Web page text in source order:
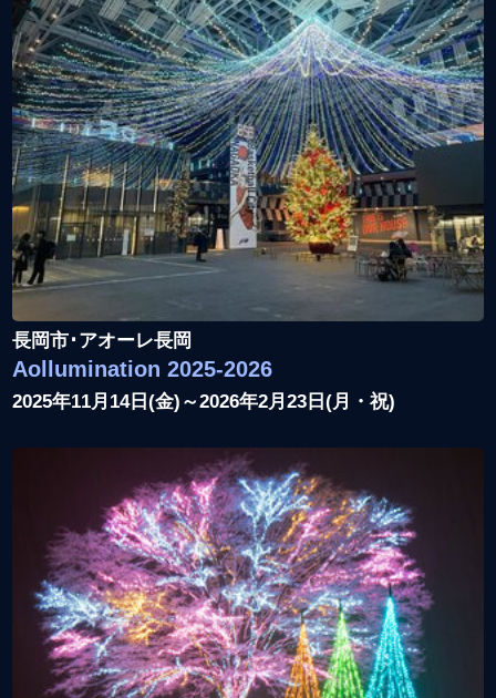
長岡市･アオーレ長岡
Aollumination 2025-2026
2025年11月14日(金)～2026年2月23日(月・祝)